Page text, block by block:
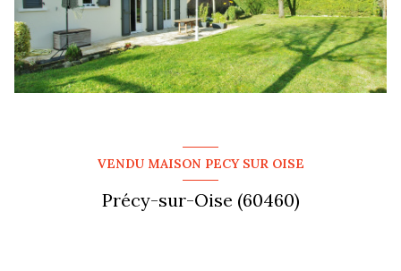
VENDU MAISON PECY SUR OISE
Précy-sur-Oise (60460)